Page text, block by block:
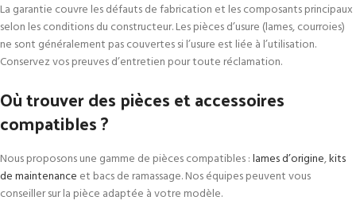
La garantie couvre les défauts de fabrication et les composants principaux
selon les conditions du constructeur. Les pièces d’usure (lames, courroies)
ne sont généralement pas couvertes si l’usure est liée à l’utilisation.
Conservez vos preuves d’entretien pour toute réclamation.
Où trouver des pièces et accessoires
compatibles ?
Nous proposons une gamme de pièces compatibles :lames d’origine,kits
de maintenance et bacs de ramassage. Nos équipes peuvent vous
conseiller sur la pièce adaptée à votre modèle.